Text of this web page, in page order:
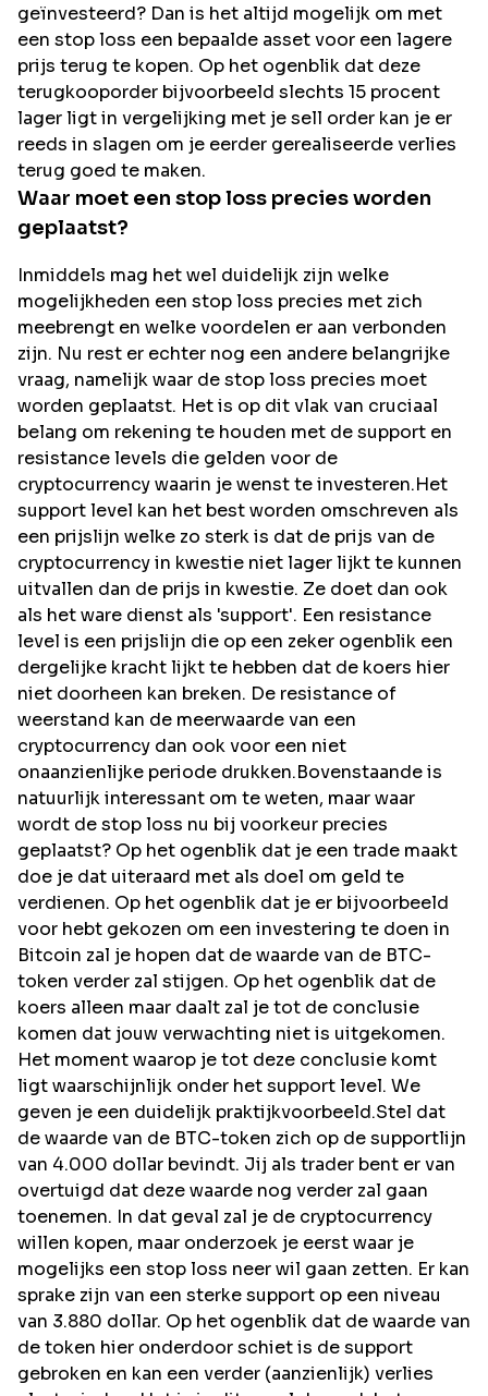
geïnvesteerd? Dan is het altijd mogelijk om met
een stop loss een bepaalde asset voor een lagere
prijs terug te kopen. Op het ogenblik dat deze
terugkooporder bijvoorbeeld slechts 15 procent
lager ligt in vergelijking met je sell order kan je er
reeds in slagen om je eerder gerealiseerde verlies
terug goed te maken.
Waar moet een stop loss precies worden
geplaatst?
Inmiddels mag het wel duidelijk zijn welke
mogelijkheden een stop loss precies met zich
meebrengt en welke voordelen er aan verbonden
zijn. Nu rest er echter nog een andere belangrijke
vraag, namelijk waar de stop loss precies moet
worden geplaatst. Het is op dit vlak van cruciaal
belang om rekening te houden met de support en
resistance levels die gelden voor de
cryptocurrency waarin je wenst te investeren.Het
support level kan het best worden omschreven als
een prijslijn welke zo sterk is dat de prijs van de
cryptocurrency in kwestie niet lager lijkt te kunnen
uitvallen dan de prijs in kwestie. Ze doet dan ook
als het ware dienst als 'support'. Een resistance
level is een prijslijn die op een zeker ogenblik een
dergelijke kracht lijkt te hebben dat de koers hier
niet doorheen kan breken. De resistance of
weerstand kan de meerwaarde van een
cryptocurrency dan ook voor een niet
onaanzienlijke periode drukken.Bovenstaande is
natuurlijk interessant om te weten, maar waar
wordt de stop loss nu bij voorkeur precies
geplaatst? Op het ogenblik dat je een trade maakt
doe je dat uiteraard met als doel om geld te
verdienen. Op het ogenblik dat je er bijvoorbeeld
voor hebt gekozen om een investering te doen in
Bitcoin zal je hopen dat de waarde van de BTC-
token verder zal stijgen. Op het ogenblik dat de
koers alleen maar daalt zal je tot de conclusie
komen dat jouw verwachting niet is uitgekomen.
Het moment waarop je tot deze conclusie komt
ligt waarschijnlijk onder het support level. We
geven je een duidelijk praktijkvoorbeeld.Stel dat
de waarde van de BTC-token zich op de supportlijn
van 4.000 dollar bevindt. Jij als trader bent er van
overtuigd dat deze waarde nog verder zal gaan
toenemen. In dat geval zal je de cryptocurrency
willen kopen, maar onderzoek je eerst waar je
mogelijks een stop loss neer wil gaan zetten. Er kan
sprake zijn van een sterke support op een niveau
van 3.880 dollar. Op het ogenblik dat de waarde van
de token hier onderdoor schiet is de support
gebroken en kan een verder (aanzienlijk) verlies